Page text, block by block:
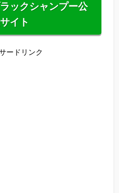
ックシャンプー公
イト
ードリンク